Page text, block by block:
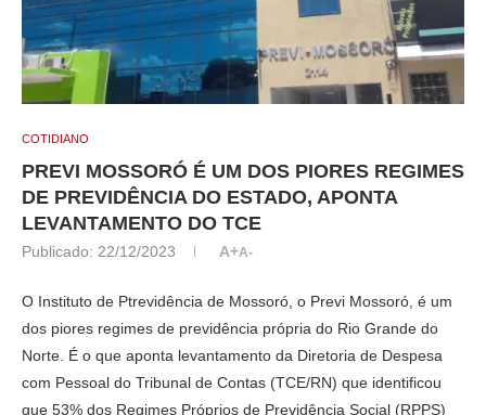
COTIDIANO
PREVI MOSSORÓ É UM DOS PIORES REGIMES
DE PREVIDÊNCIA DO ESTADO, APONTA
LEVANTAMENTO DO TCE
Publicado: 22/12/2023 A+A-
O Instituto de Ptrevidência de Mossoró, o Previ Mossoró, é um
dos piores regimes de previdência própria do Rio Grande do
Norte. É o que aponta levantamento da Diretoria de Despesa
com Pessoal do Tribunal de Contas (TCE/RN) que identificou
que 53% dos Regimes Próprios de Previdência Social (RPPS)